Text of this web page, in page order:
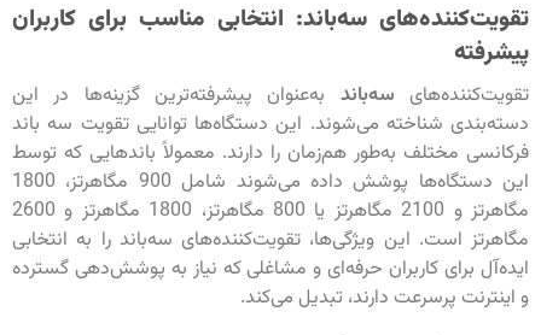
تقویت‌کننده‌های سه‌باند: انتخابی مناسب برای کاربران
پیشرفته
تقویت‌کننده‌های سه‌باند به‌عنوان پیشرفته‌ترین گزینه‌ها در این
دسته‌بندی شناخته می‌شوند. این دستگاه‌ها توانایی تقویت سه باند
فرکانسی مختلف به‌طور هم‌زمان را دارند. معمولاً باندهایی که توسط
این دستگاه‌ها پوشش داده می‌شوند شامل 900 مگاهرتز، 1800
مگاهرتز و 2100 مگاهرتز یا 800 مگاهرتز، 1800 مگاهرتز و 2600
مگاهرتز است. این ویژگی‌ها، تقویت‌کننده‌های سه‌باند را به انتخابی
ایده‌آل برای کاربران حرفه‌ای و مشاغلی که نیاز به پوشش‌دهی گسترده
و اینترنت پرسرعت دارند، تبدیل می‌کند.